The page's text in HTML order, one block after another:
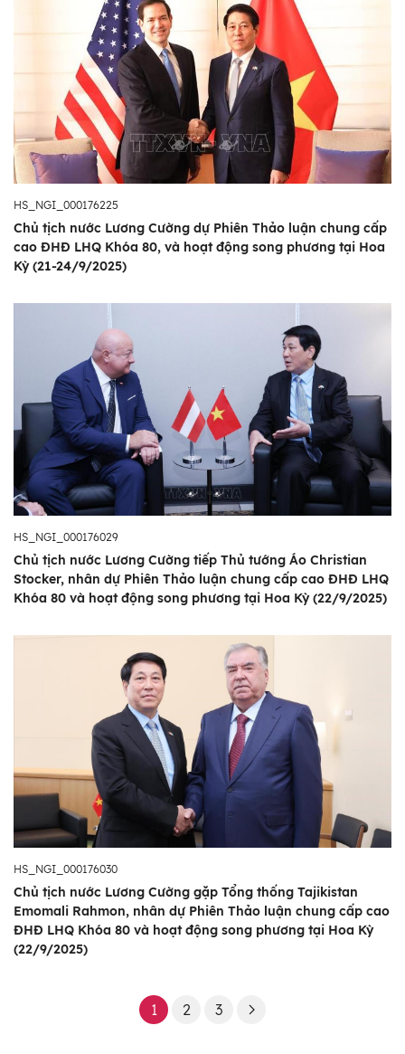
HS_NGI_000176225
Chủ tịch nước Lương Cường dự Phiên Thảo luận chung cấp
cao ĐHĐ LHQ Khóa 80, và hoạt động song phương tại Hoa
Kỳ (21-24/9/2025)
HS_NGI_000176029
Chủ tịch nước Lương Cường tiếp Thủ tướng Áo Christian
Stocker, nhân dự Phiên Thảo luận chung cấp cao ĐHĐ LHQ
Khóa 80 và hoạt động song phương tại Hoa Kỳ (22/9/2025)
HS_NGI_000176030
Chủ tịch nước Lương Cường gặp Tổng thống Tajikistan
Emomali Rahmon, nhân dự Phiên Thảo luận chung cấp cao
ĐHĐ LHQ Khóa 80 và hoạt động song phương tại Hoa Kỳ
(22/9/2025)
1 2 3